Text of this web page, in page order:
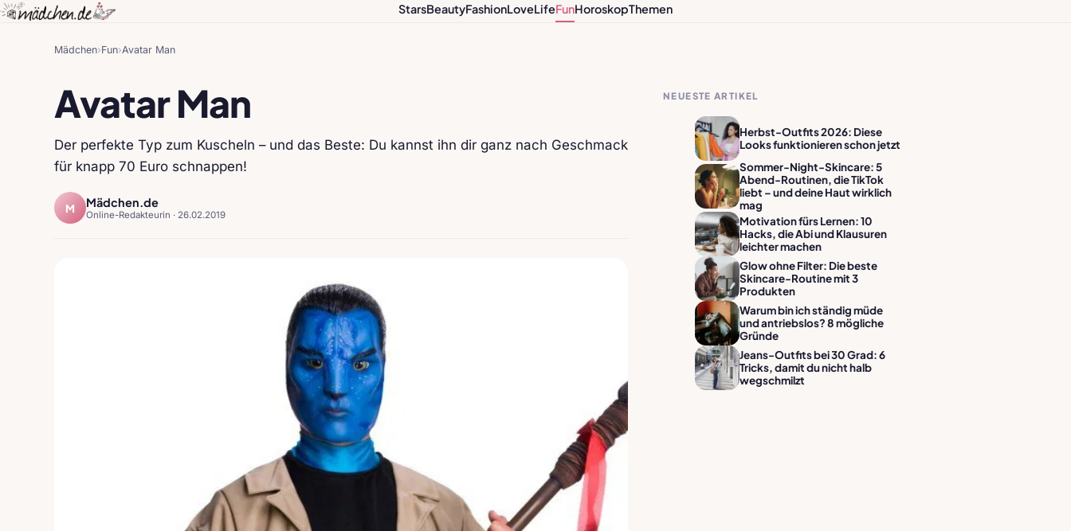
StarsBeautyFashionLoveLifeFunHoroskopThemen
Mädchen›Fun›Avatar Man
Avatar Man
Der perfekte Typ zum Kuscheln – und das Beste: Du kannst ihn dir ganz nach Geschmack
für knapp 70 Euro schnappen!
M Mädchen.de
Online-Redakteurin · 26.02.2019
NEUESTE ARTIKEL
Herbst-Outfits 2026: Diese
Looks funktionieren schon jetzt
Sommer-Night-Skincare: 5
Abend-Routinen, die TikTok
liebt – und deine Haut wirklich
mag
Motivation fürs Lernen: 10
Hacks, die Abi und Klausuren
leichter machen
Glow ohne Filter: Die beste
Skincare-Routine mit 3
Produkten
Warum bin ich ständig müde
und antriebslos? 8 mögliche
Gründe
Jeans-Outfits bei 30 Grad: 6
Tricks, damit du nicht halb
wegschmilzt